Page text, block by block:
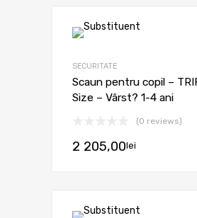
SECURITATE
Scaun pentru copil –
Size – Vârst? 1-4 ani
(0 reviews)
2 205,00lei